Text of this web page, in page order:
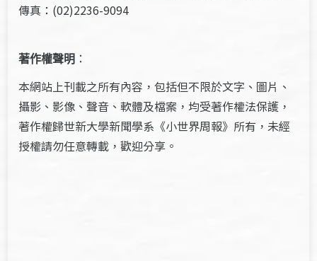
傳真：(02)2236-9094
著作權聲明 ：
本網站上刊載之所有內容，包括但不限於文字、圖片、
攝影、影像、聲音、軟體及檔案，均受著作權法保護，
著作權歸世新大學新聞學系《小世界周報》所有，未經
授權請勿任意轉載，歡迎分享。